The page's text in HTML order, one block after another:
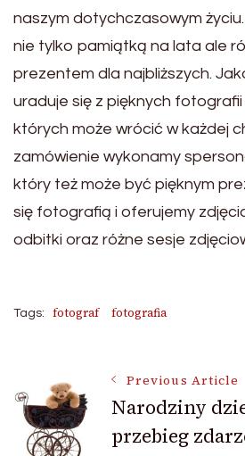
naszym dotychczasowym
nie tylko pamiątką na lata ale
prezentem dla najbliższych.
uraduje się z pięknych
których może wrócić w każdej
zamówienie wykonamy
który też może być pięknym
się fotografią i oferujemy
odbitki oraz różne sesje
Tags: fotograf fotografia
Post
Previous Article
Narodziny
przebieg